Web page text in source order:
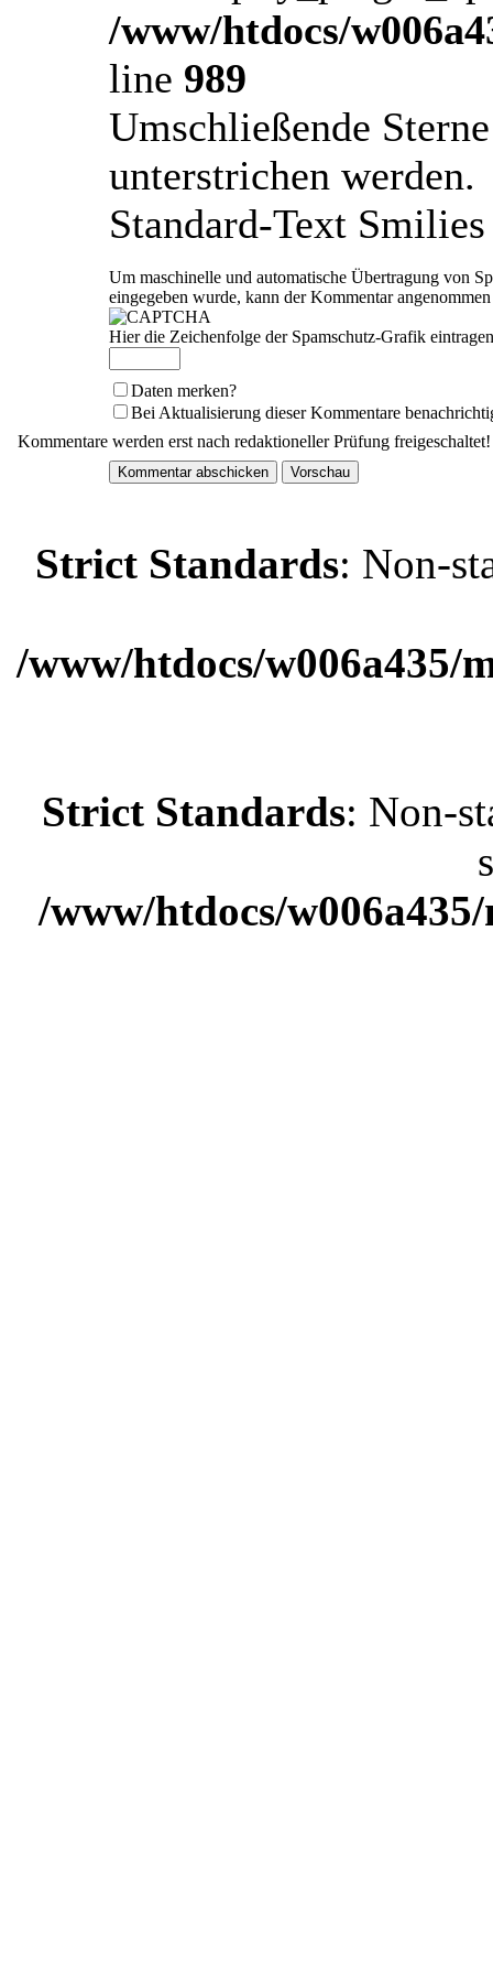
/www/htdocs/
line 989
Umschließende
unterstrichen werden.
Standard-Text
Um maschinelle und automatische Übertragung von
eingegeben wurde, kann der Kommentar
Hier die Zeichenfolge der Spamschutz-Grafik
Daten merken?
Bei Aktualisierung dieser Kommentare
Kommentare werden erst nach redaktioneller Prüfung freigeschaltet!
Strict Standards: Non-
/www/htdocs/w006a435/
Strict Standards: Non-
/www/htdocs/